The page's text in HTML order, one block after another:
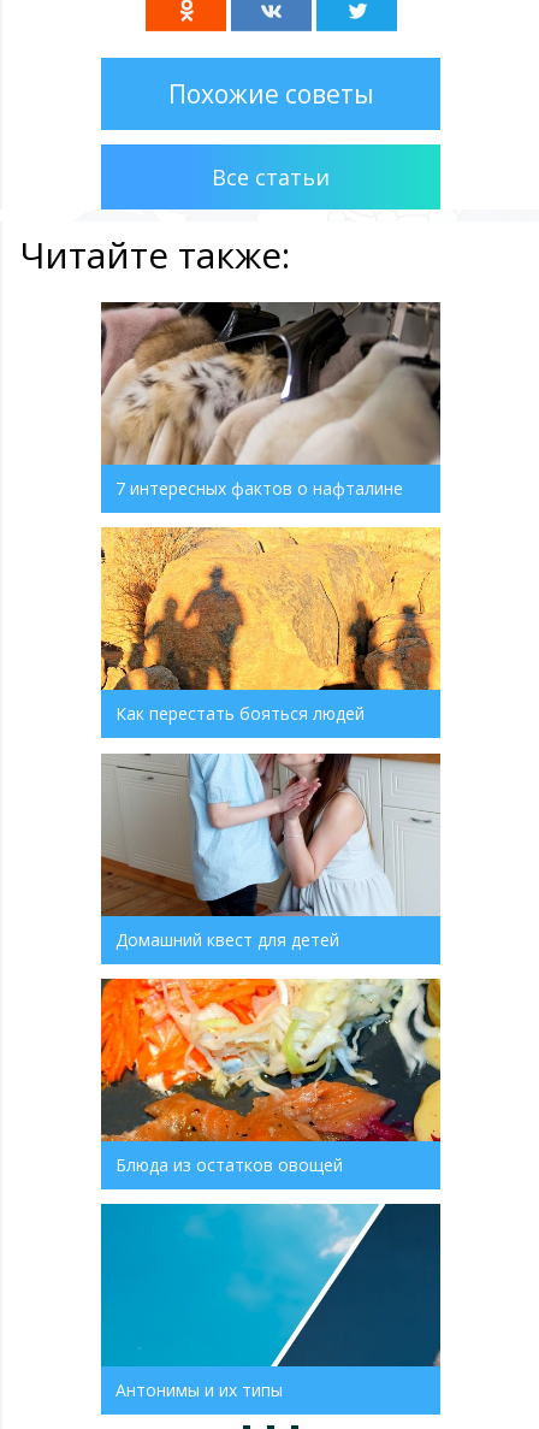
Похожие советы
Все статьи
Читайте также:
7 интересных фактов о нафталине
Как перестать бояться людей
Домашний квест для детей
Блюда из остатков овощей
Антонимы и их типы